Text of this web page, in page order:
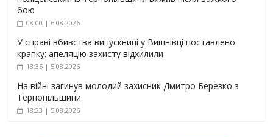
бою
08:00 | 6.08.2026
У справі вбивства випускниці у Вишнівці поставлено
крапку: апеляцію захисту відхилили
18:35 | 5.08.2026
На війні загинув молодий захисник Дмитро Березко з
Тернопільщини
18:23 | 5.08.2026